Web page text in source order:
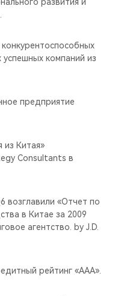
успешных компаний из
предприятие
из Китая»
Consultants в
возглавили «Отчет по
в Китае за 2009
агентство. by J.D.
рейтинг «ААА».